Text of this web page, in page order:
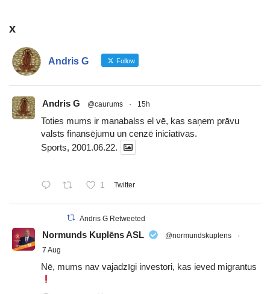
x
Andris G Follow
Andris G @caurums · 15h
Toties mums ir manabalss el vē, kas saņem prāvu
valsts finansējumu un cenzē iniciatīvas.
Sports, 2001.06.22.
1 Twitter
Andris G Retweeted
Normunds Kuplēns ASL @normundskuplens
·
7 Aug
Nē, mums nav vajadzīgi investori, kas ieved migrantus